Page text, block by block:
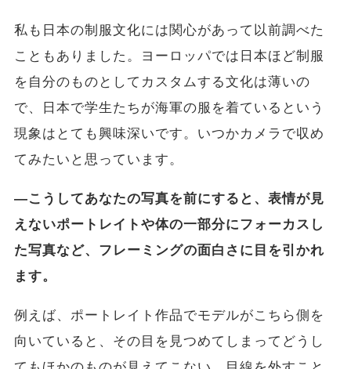
私も日本の制服文化には関心があって以前調べた
こともありました。ヨーロッパでは日本ほど制服
を自分のものとしてカスタムする文化は薄いの
で、日本で学生たちが海軍の服を着ているという
現象はとても興味深いです。いつかカメラで収め
てみたいと思っています。
―こうしてあなたの写真を前にすると、表情が見
えないポートレイトや体の一部分にフォーカスし
た写真など、フレーミングの面白さに目を引かれ
ます。
例えば、ポートレイト作品でモデルがこちら側を
向いていると、その目を見つめてしまってどうし